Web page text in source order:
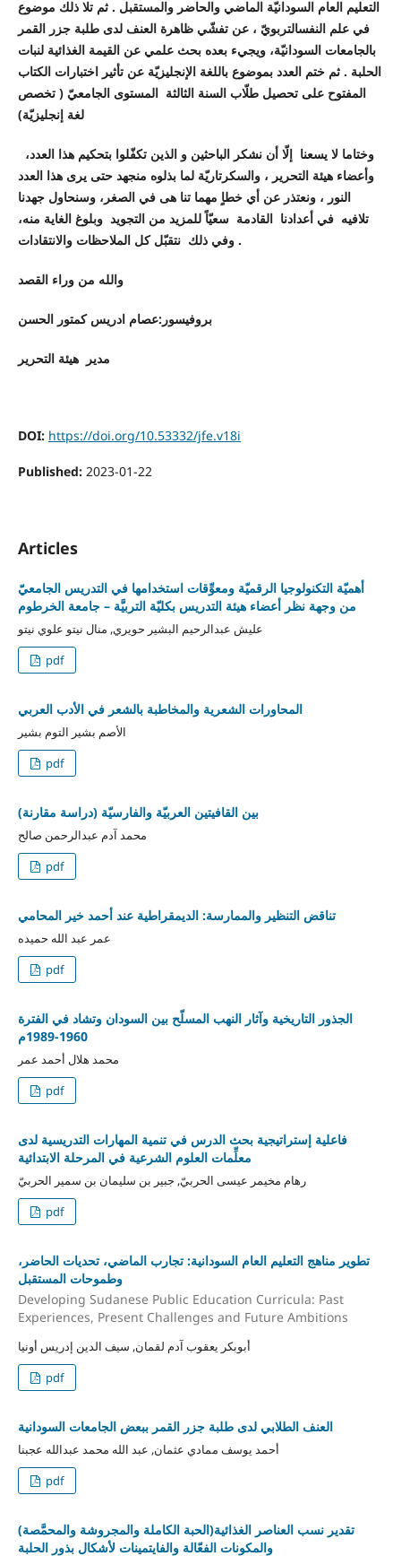
التعليم العام السودانيّة الماضي والحاضر والمستقبل . ثم تلا ذلك موضوع
في علم النفسالتربويّ ، عن تفشّي ظاهرة العنف لدى طلبة جزر القمر
بالجامعات السودانيّة، ويجيء بعده بحث علمي عن القيمة الغذائية لنبات
الحلبة . ثم ختم العدد بموضوع باللغة الإنجليزيّة عن تأثير اختبارات الكتاب
المفتوح على تحصيل طلّاب السنة الثالثة المستوى الجامعيّ ( تخصص
لغة إنجليزيّة)
وأعضاء هيئة التحرير ، والسكرتاريّة لما بذلوه منجهد حتى يرى هذا العدد
النور ، ونعتذر عن أي خطاٍ مهما تنا هى في الصغر، وسنحاول جهدنا
تلافيه في أعدادنا القادمة سعيّاً للمزيد من التجويد وبلوغ الغاية منه،
وفي ذلك نتقبّل كل الملاحظات والانتقادات .
والله من وراء القصد
بروفيسور:عصام ادريس كمتور الحسن
DOI: https://doi.org/10.53332/jfe.v18i
Published: 2023-01-22
Articles
أهميّة التكنولوجيا الرقميّة ومعوِّقات استخدامها في التدريس الجامعيّ
من وجهة نظر أعضاء هيئة التدريس بكليّة التربيَّة – جامعة الخرطوم
عليش عبدالرحيم البشير حويري, منال نيتو علوي نيتو
pdf
المحاورات الشعرية والمخاطبة بالشعر في الأدب العربي
الأصم بشير التوم بشير
pdf
بين القافيتين العربيّة والفارسيّة (دراسة مقارنة)
محمد آدم عبدالرحمن صالح
pdf
تناقض التنظير والممارسة: الديمقراطية عند أحمد خير المحامي
عمر عبد الله حميده
pdf
الجذور التاريخية وآثار النهب المسلّح بين السودان وتشاد في الفترة
1960-1989م
محمد هلال أحمد عمر
pdf
فاعلية إستراتيجية بحث الدرس في تنمية المهارات التدريسية لدى
معلِّمات العلوم الشرعية في المرحلة الابتدائية
رهام مخيمر عيسى الحربيّ, جبير بن سليمان بن سمير الحربيّ
pdf
تطوير مناهج التعليم العام السودانية: تجارب الماضي، تحديات الحاضر،
وطموحات المستقبل
Developing Sudanese Public Education Curricula: Past
Experiences, Present Challenges and Future Ambitions
أبوبكر يعقوب آدم لقمان, سيف الدين إدريس أونيا
pdf
العنف الطلابي لدى طلبة جزر القمر ببعض الجامعات السودانية
أحمد يوسف ممادي عثمان, عبد الله محمد عبدالله عجبنا
pdf
(الحبة الكاملة والمجروشة والمحمَّصة)تقدير نسب العناصر الغذائية
والمكونات الفعّالة والفايتمينات لأشكال بذور الحلبة